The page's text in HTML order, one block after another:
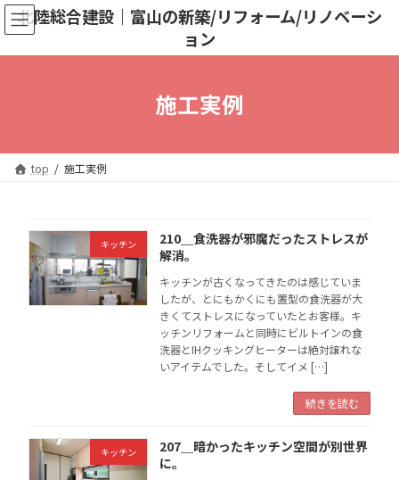
コ
テ
ン
プ
ナ
ゲ
ー
動
北陸総合建設｜富山の新築/リフォーム/リノベーシ
ョン
施工実例
top 施工実例
キッチン
210＿食洗器が邪魔だったストレスが
解消。
キッチンが古くなってきたのは感じていま
したが、とにもかくにも置型の食洗器が大
きくてストレスになっていたとお客様。キ
ッチンリフォームと同時にビルトインの食
洗器とIHクッキングヒーターは絶対譲れな
いアイテムでした。そしてイメ […]
続きを読む
キッチン
207＿暗かったキッチン空間が別世界
に。